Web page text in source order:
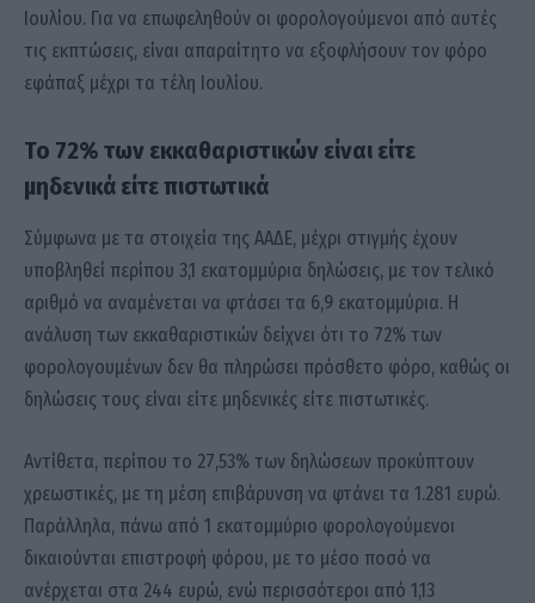
Ιουλίου. Για να επωφεληθούν οι φορολογούμενοι από αυτές
τις εκπτώσεις, είναι απαραίτητο να εξοφλήσουν τον φόρο
εφάπαξ μέχρι τα τέλη Ιουλίου.
Το 72% των εκκαθαριστικών είναι είτε
μηδενικά είτε πιστωτικά
Σύμφωνα με τα στοιχεία της ΑΑΔΕ, μέχρι στιγμής έχουν
υποβληθεί περίπου 3,1 εκατομμύρια δηλώσεις, με τον τελικό
αριθμό να αναμένεται να φτάσει τα 6,9 εκατομμύρια. Η
ανάλυση των εκκαθαριστικών δείχνει ότι το 72% των
φορολογουμένων δεν θα πληρώσει πρόσθετο φόρο, καθώς οι
δηλώσεις τους είναι είτε μηδενικές είτε πιστωτικές.
Αντίθετα, περίπου το 27,53% των δηλώσεων προκύπτουν
χρεωστικές, με τη μέση επιβάρυνση να φτάνει τα 1.281 ευρώ.
Παράλληλα, πάνω από 1 εκατομμύριο φορολογούμενοι
δικαιούνται επιστροφή φόρου, με το μέσο ποσό να
ανέρχεται στα 244 ευρώ, ενώ περισσότεροι από 1,13